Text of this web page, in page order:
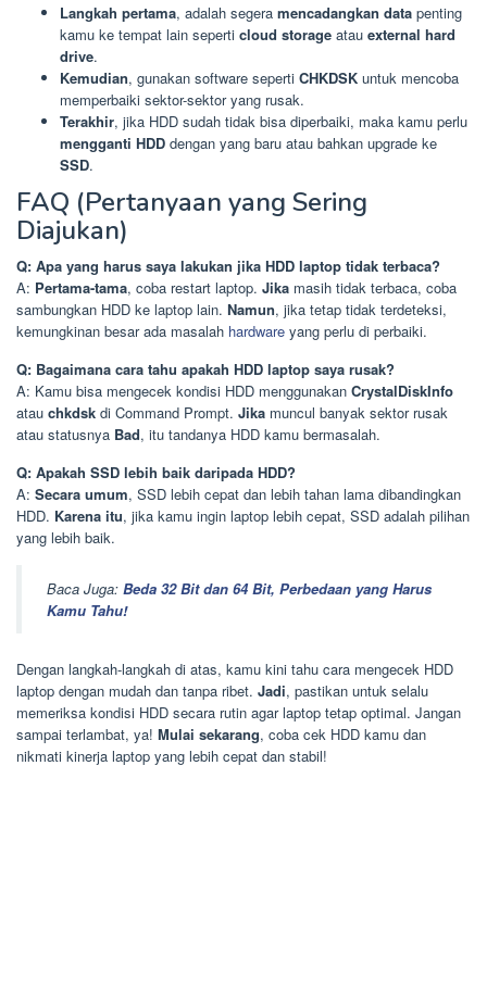
Langkah pertama, adalah segera mencadangkan data penting
kamu ke tempat lain seperti cloud storage atau external hard
drive.
Kemudian, gunakan software seperti CHKDSK untuk mencoba
memperbaiki sektor-sektor yang rusak.
Terakhir, jika HDD sudah tidak bisa diperbaiki, maka kamu perlu
mengganti HDD dengan yang baru atau bahkan upgrade ke
SSD.
FAQ (Pertanyaan yang Sering
Diajukan)
Q: Apa yang harus saya lakukan jika HDD laptop tidak terbaca?
A: Pertama-tama, coba restart laptop. Jika masih tidak terbaca, coba
sambungkan HDD ke laptop lain. Namun, jika tetap tidak terdeteksi,
kemungkinan besar ada masalah hardware yang perlu di perbaiki.
Q: Bagaimana cara tahu apakah HDD laptop saya rusak?
A: Kamu bisa mengecek kondisi HDD menggunakan CrystalDiskInfo
atau chkdsk di Command Prompt. Jika muncul banyak sektor rusak
atau statusnya Bad, itu tandanya HDD kamu bermasalah.
Q: Apakah SSD lebih baik daripada HDD?
A: Secara umum, SSD lebih cepat dan lebih tahan lama dibandingkan
HDD. Karena itu, jika kamu ingin laptop lebih cepat, SSD adalah pilihan
yang lebih baik.
Baca Juga: Beda 32 Bit dan 64 Bit, Perbedaan yang Harus
Kamu Tahu!
Dengan langkah-langkah di atas, kamu kini tahu cara mengecek HDD
laptop dengan mudah dan tanpa ribet. Jadi, pastikan untuk selalu
memeriksa kondisi HDD secara rutin agar laptop tetap optimal. Jangan
sampai terlambat, ya! Mulai sekarang, coba cek HDD kamu dan
nikmati kinerja laptop yang lebih cepat dan stabil!